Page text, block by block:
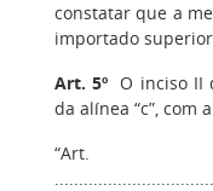
constatar que a
importado
Art. 5º O inciso II
da alínea “c”, com